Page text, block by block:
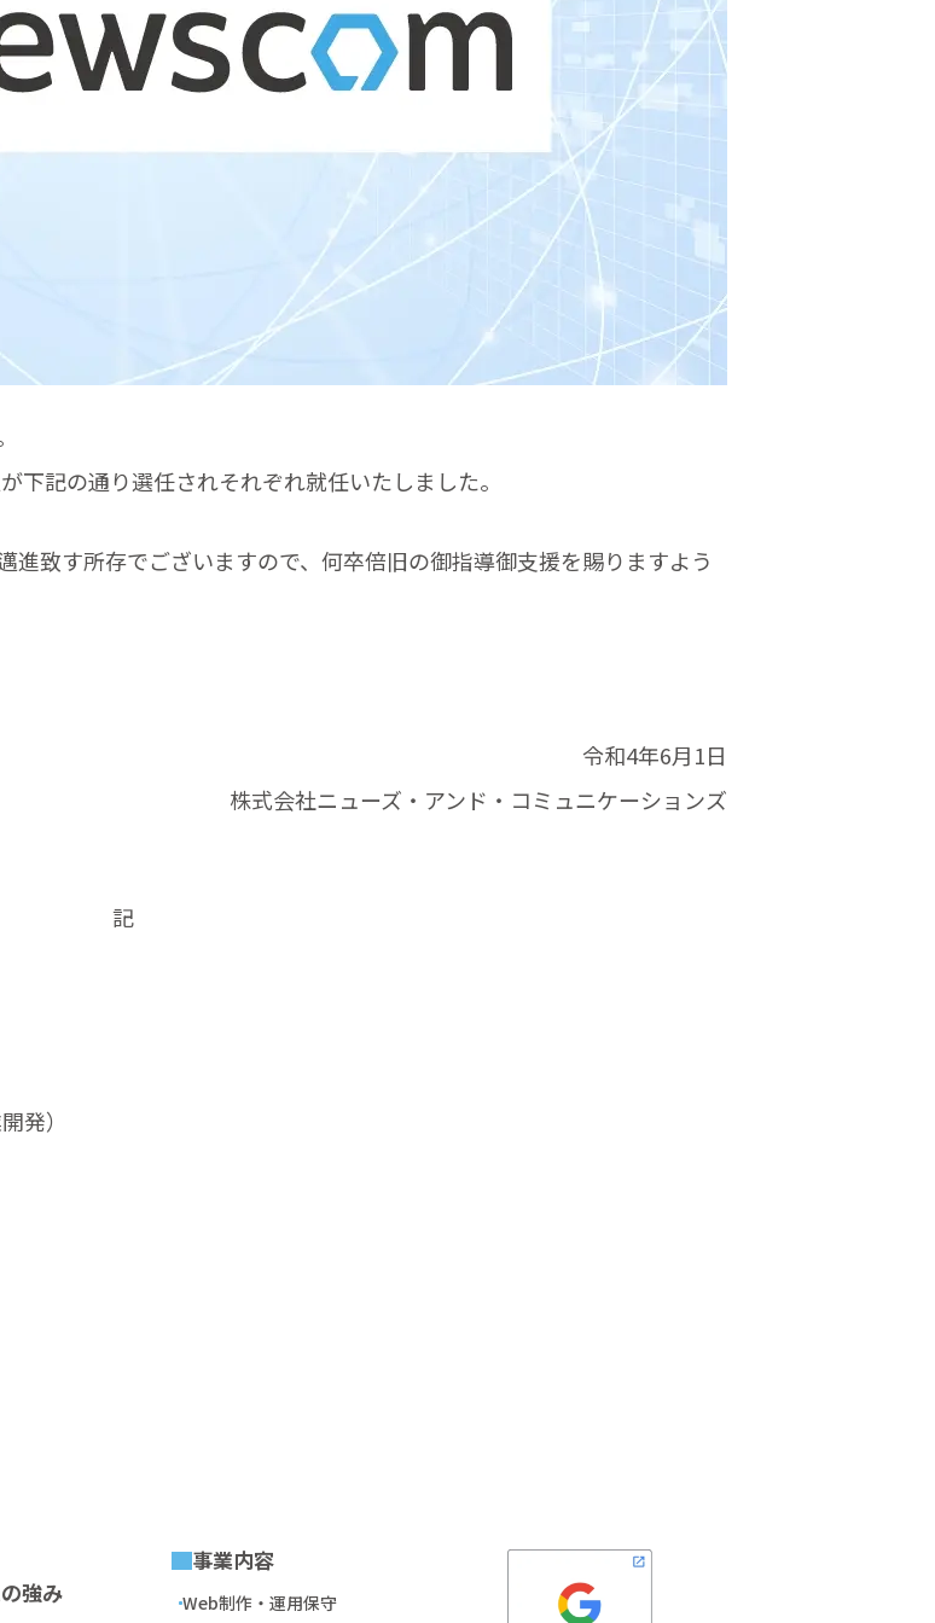
下記の通り選任されそれぞれ就任いたしました。
進致す所存でございますので、何卒倍旧の御指導御支援を賜りますよう
令和4年6月1日
株式会社ニューズ・アンド・コミュニケーションズ
記
発）
強み
事業内容
Web制作・運用保守